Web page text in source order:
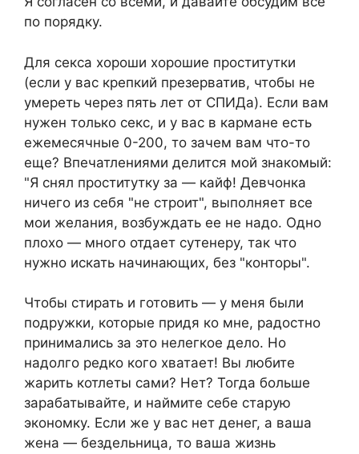
по порядку.
Для секса хороши хорошие проститутки
(если у вас крепкий презерватив, чтобы не
умереть через пять лет от СПИДа). Если вам
нужен только секс, и у вас в кармане есть
ежемесячные 0-200, то зачем вам что-то
еще? Впечатлениями делится мой знакомый:
"Я снял проститутку за — кайф! Девчонка
ничего из себя "не строит", выполняет все
мои желания, возбуждать ее не надо. Одно
плохо — много отдает сутенеру, так что
нужно искать начинающих, без "конторы".
Чтобы стирать и готовить — у меня были
подружки, которые придя ко мне, радостно
принимались за это нелегкое дело. Но
надолго редко кого хватает! Вы любите
жарить котлеты сами? Нет? Тогда больше
зарабатывайте, и наймите себе старую
экономку. Если же у вас нет денег, а ваша
жена — бездельница, то ваша жизнь